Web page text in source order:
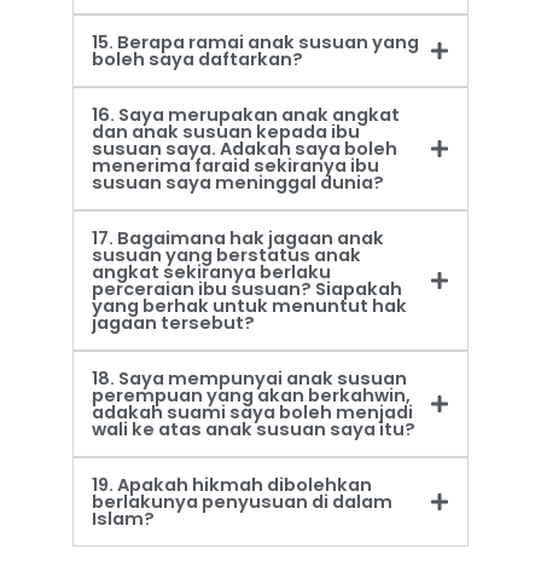
15. Berapa ramai anak susuan yang
boleh saya daftarkan?
16. Saya merupakan anak angkat
dan anak susuan kepada ibu
susuan saya. Adakah saya boleh
menerima faraid sekiranya ibu
susuan saya meninggal dunia?
17. Bagaimana hak jagaan anak
susuan yang berstatus anak
angkat sekiranya berlaku
perceraian ibu susuan? Siapakah
yang berhak untuk menuntut hak
jagaan tersebut?
18. Saya mempunyai anak susuan
perempuan yang akan berkahwin,
adakah suami saya boleh menjadi
wali ke atas anak susuan saya itu?
19. Apakah hikmah dibolehkan
berlakunya penyusuan di dalam
Islam?